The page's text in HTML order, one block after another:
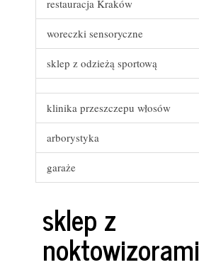
restauracja Kraków
woreczki sensoryczne
sklep z odzieżą sportową
klinika przeszczepu włosów
arborystyka
garaże
sklep z
noktowizorami